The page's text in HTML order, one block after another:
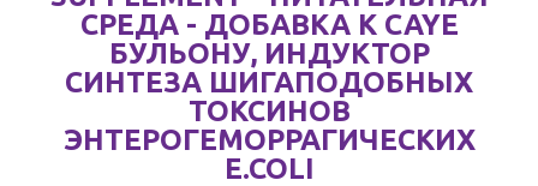
СРЕДА - ДОБАВКА К CAYE
БУЛЬОНУ, ИНДУКТОР
СИНТЕЗА ШИГАПОДОБНЫХ
ТОКСИНОВ
ЭНТЕРОГЕМОРРАГИЧЕСКИХ
E.COLI